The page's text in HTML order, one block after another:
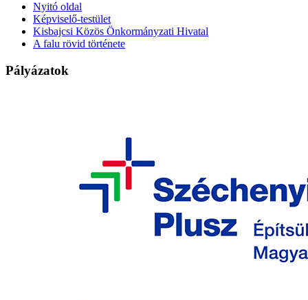
Nyitó oldal
Képviselő-testület
Kisbajcsi Közös Önkormányzati Hivatal
A falu rövid története
Pályázatok